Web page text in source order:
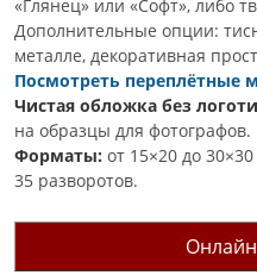
«Глянец» или «Софт», либо
Дополнительные опции:
металле, декоративная
Посмотреть переплётные
Чистая обложка без
на образцы для фотографов.
Форматы: от 15×20 до
35 разворотов.